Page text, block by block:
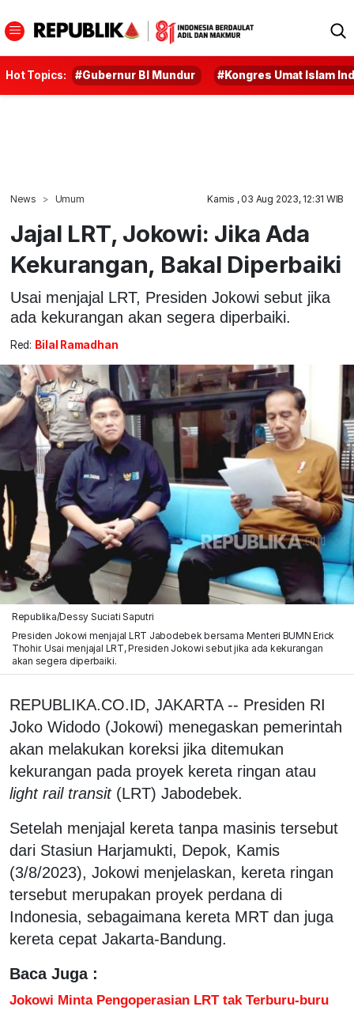
Hot Topics: #Gubernur BI Mundur #Kongres Umat Islam
News Umum Kamis , 03 Aug 2023, 12:31 WIB
Jajal LRT, Jokowi: Jika Ada
Kekurangan, Bakal Diperbaiki
Usai menjajal LRT, Presiden Jokowi sebut jika
ada kekurangan akan segera diperbaiki.
Red: Bilal Ramadhan
Republika/Dessy Suciati Saputri
Presiden Jokowi menjajal LRT Jabodebek bersama Menteri BUMN Erick
Thohir. Usai menjajal LRT, Presiden Jokowi sebut jika ada kekurangan
akan segera diperbaiki.
REPUBLIKA.CO.ID, JAKARTA -- Presiden RI
Joko Widodo (Jokowi) menegaskan pemerintah
akan melakukan koreksi jika ditemukan
kekurangan pada proyek kereta ringan atau
light rail transit(LRT) Jabodebek.
Setelah menjajal kereta tanpa masinis tersebut
dari Stasiun Harjamukti, Depok, Kamis
(3/8/2023), Jokowi menjelaskan, kereta ringan
tersebut merupakan proyek perdana di
Indonesia, sebagaimana kereta MRT dan juga
kereta cepat Jakarta-Bandung.
Baca Juga :
Jokowi Minta Pengoperasian LRT tak Terburu-buru